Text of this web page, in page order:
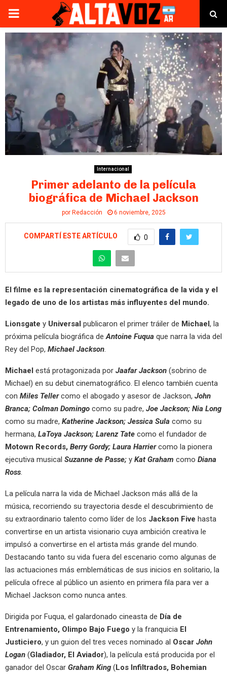
PRIMARY
MENU
Internacional
Primer adelanto de la película
biográfica de Michael Jackson
por Redacción 6 noviembre, 2025
COMPARTÍ ESTE ARTÍCULO 0
El filme es la representación cinematográfica de la vida y el
legado de uno de los artistas más influyentes del mundo.
Lionsgate y Universal publicaron el primer tráiler de Michael, la
próxima película biográfica deAntoine Fuqua que narra la vida del
Rey del Pop, Michael Jackson.
Michael está protagonizada por Jaafar Jackson (sobrino de
Michael) en su debut cinematográfico. El elenco también cuenta
con Miles Tellercomo el abogado y asesor de Jackson, John
Branca; Colman Domingo como su padre, Joe Jackson; Nia Long
como su madre, Katherine Jackson; Jessica Sula como su
hermana, LaToya Jackson; Larenz Tate como el fundador de
Motown Records, Berry Gordy; Laura Harriercomo la pionera
ejecutiva musical Suzanne de Passe; y Kat Graham como Diana
Ross.
La película narra la vida de Michael Jackson más allá de la
música, recorriendo su trayectoria desde el descubrimiento de
su extraordinario talento como líder de los Jackson Five hasta
convertirse en un artista visionario cuya ambición creativa le
impulsó a convertirse en el artista más grande del mundo.
Destacando tanto su vida fuera del escenario como algunas de
las actuaciones más emblemáticas de sus inicios en solitario, la
película ofrece al público un asiento en primera fila para ver a
Michael Jackson como nunca antes.
Dirigida por Fuqua, el galardonado cineasta de Día de
Entrenamiento, Olimpo Bajo Fuego y la franquicia El
Justiciero, y un guion del tres veces nominado al Oscar John
Logan (Gladiador, El Aviador), la película está producida por el
ganador del Oscar Graham King (Los Infiltrados, Bohemian